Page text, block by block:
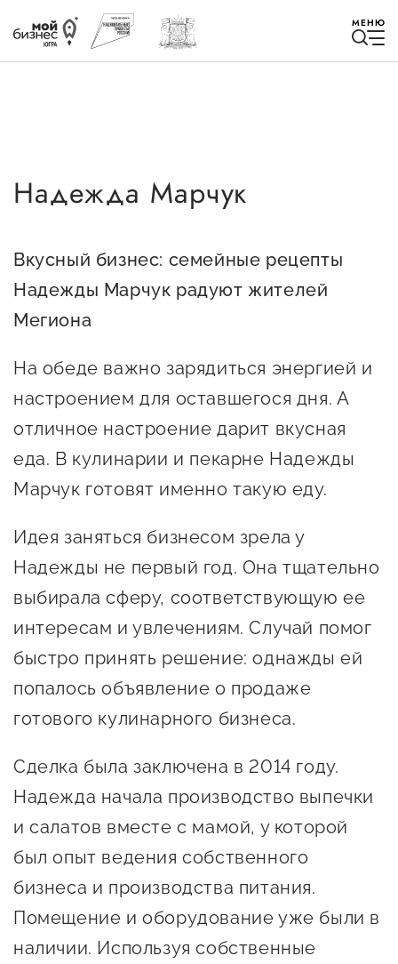
МЕНЮ
Избранное
Быть в курсе
Истории успеха
Мероприятия
Новости
Онлайн-витрина продукции
Социальные сети "Мой
Бизнес Югра"
Навигатор по мерам
поддержки
Имущественная поддержка
Консультационная поддержка
Образовательная поддержка
инновационно-
технологического
Поддержка социальных
предпринимателей
Поддержка экспортеров
Финансовая поддержка
Надежда Марчук
Вкусный бизнес: семейные рецепты
Надежды Марчук радуют жителей
Мегиона
На обеде важно зарядиться энергией и
настроением для оставшегося дня. А
отличное настроение дарит вкусная
еда. В кулинарии и пекарне Надежды
Марчук готовят именно такую еду.
Идея заняться бизнесом зрела у
Надежды не первый год. Она тщательно
выбирала сферу, соответствующую ее
интересам и увлечениям. Случай помог
быстро принять решение: однажды ей
попалось объявление о продаже
готового кулинарного бизнеса.
Сделка была заключена в 2014 году.
Надежда начала производство выпечки
и салатов вместе с мамой, у которой
был опыт ведения собственного
бизнеса и производства питания.
Помещение и оборудование уже были в
наличии. Используя собственные